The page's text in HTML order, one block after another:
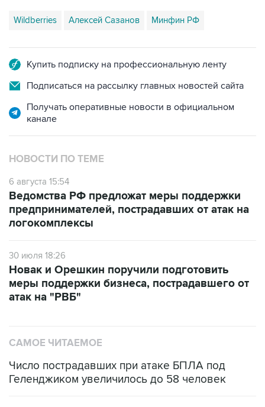
Wildberries Алексей Сазанов Минфин РФ
Купить подписку на профессиональную ленту
Подписаться на рассылку главных новостей сайта
Получать оперативные новости в официальном
канале
НОВОСТИ ПО ТЕМЕ
6 августа 15:54
Ведомства РФ предложат меры поддержки
предпринимателей, пострадавших от атак на
логокомплексы
30 июля 18:26
Новак и Орешкин поручили подготовить
меры поддержки бизнеса, пострадавшего от
атак на "РВБ"
САМОЕ ЧИТАЕМОЕ
Число пострадавших при атаке БПЛА под
Геленджиком увеличилось до 58 человек